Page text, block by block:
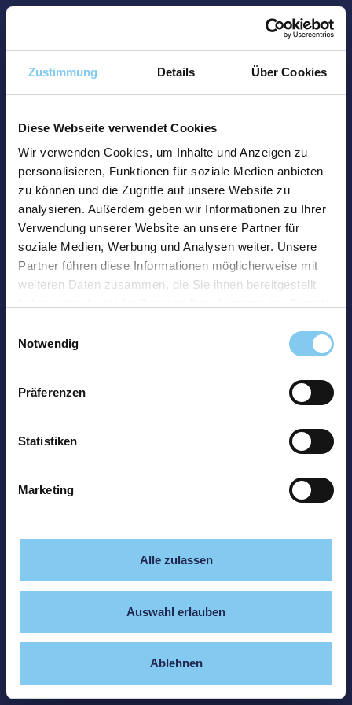
Zustimmung Details Über Cookies
Diese Webseite verwendet Cookies
Wir verwenden Cookies, um Inhalte und Anzeigen zu
personalisieren, Funktionen für soziale Medien anbieten
zu können und die Zugriffe auf unsere Website zu
analysieren. Außerdem geben wir Informationen zu Ihrer
Verwendung unserer Website an unsere Partner für
soziale Medien, Werbung und Analysen weiter. Unsere
Partner führen diese Informationen möglicherweise mit
weiteren Daten zusammen, die Sie ihnen bereitgestellt
Notwendig
Präferenzen
Statistiken
Marketing
Alle zulassen
Auswahl erlauben
Ablehnen